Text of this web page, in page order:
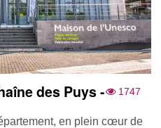
1747
des Puys -
en plein cœur de